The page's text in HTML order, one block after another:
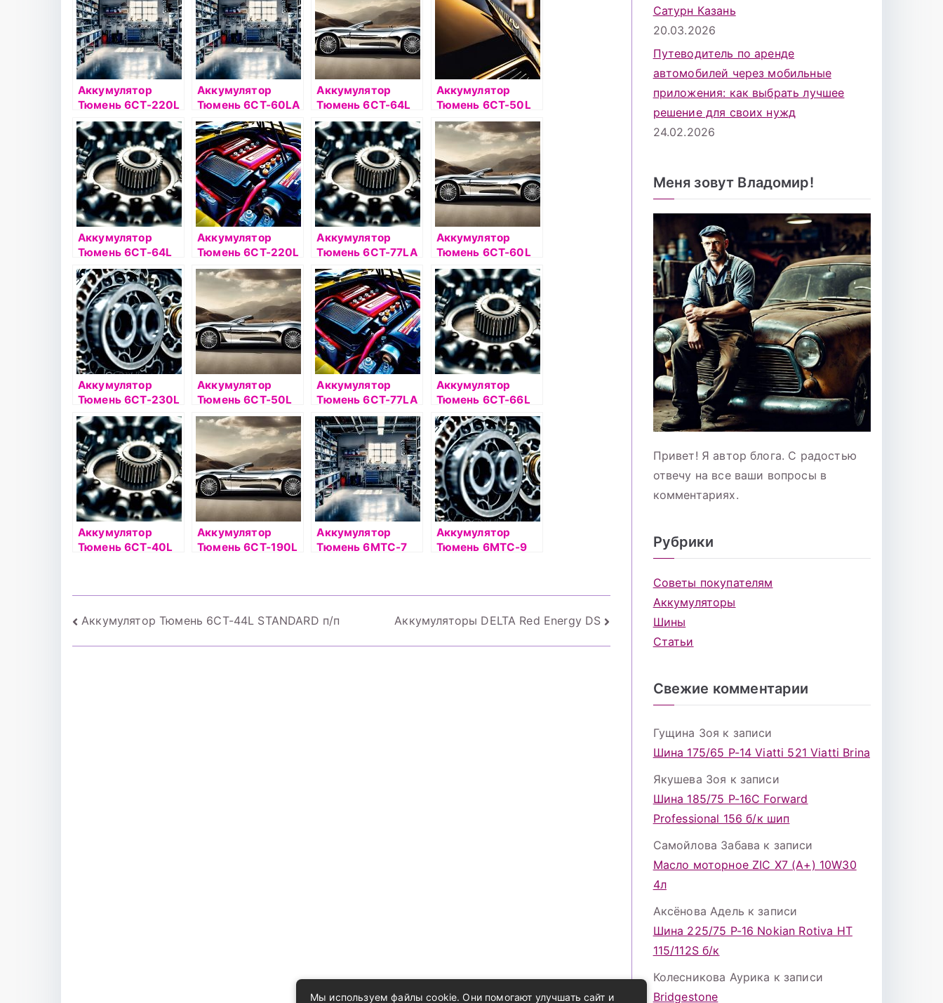
Аккумулятор
Тюмень 6СТ-220L
PREMIUM п/п
Аккумулятор
Тюмень 6СТ-60LA
PREMIUM
Аккумулятор
Тюмень 6СТ-64L
PREMIUM о/п
Аккумулятор
Тюмень 6СТ-50L
PREMIUM п/п
Аккумулятор
Тюмень 6СТ-64L
PREMIUM
Аккумулятор
Тюмень 6СТ-220L
PREMIUM о/п
Аккумулятор
Тюмень 6СТ-77LA
PREMIUM о/п
Аккумулятор
Тюмень 6СТ-60L
PREMIUM о/п
Аккумулятор
Тюмень 6СТ-230L
PREMIUM о/п
Аккумулятор
Тюмень 6СТ-50L
PREMIUM о/п
Аккумулятор
Тюмень 6СТ-77LA
PREMIUM
Аккумулятор
Тюмень 6СТ-66L
STANDARD о/п
Аккумулятор
Тюмень 6СТ-40L
Аккумулятор
Тюмень 6СТ-190L
Аккумулятор
Тюмень 6МТС-7
Аккумулятор
Тюмень 6МТС-9
Навигация
по
Аккумулятор Тюмень 6СТ-44L STANDARD п/п Аккумуляторы DELTA Red Energy DS
Сатурн Казань
20.03.2026
Путеводитель по аренде
автомобилей через мобильные
приложения: как выбрать лучшее
решение для своих нужд
24.02.2026
Меня зовут Владомир!
Привет! Я автор блога. С радостью
отвечу на все ваши вопросы в
комментариях.
Рубрики
Советы покупателям
Аккумуляторы
Шины
Статьи
Свежие комментарии
Гущина Зоя к записи
Шина 175/65 Р-14 Viatti 521 Viatti Brina
Якушева Зоя к записи
Шина 185/75 Р-16С Forward
Professional 156 б/к шип
Самойлова Забава к записи
Масло моторное ZIC X7 (A+) 10W30
4л
Аксёнова Адель к записи
Шина 225/75 Р-16 Nokian Rotiva HT
115/112S б/к
Колесникова Аурика к записи
Bridgestone
Мы используем файлы cookie. Они помогают улучшать сайт и